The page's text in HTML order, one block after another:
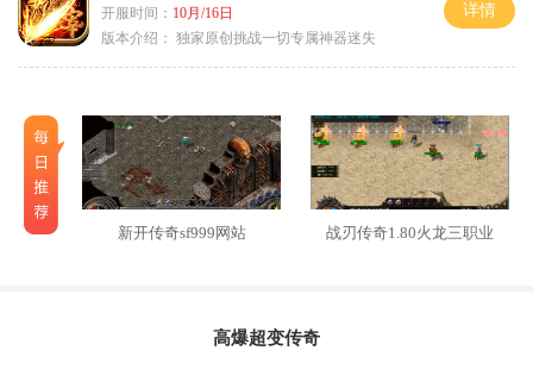
开服时间： 10月/16日
版本介绍： 独家原创挑战一切专属神器迷失
详情
新开传奇sf999网站 战刃传奇1.80火龙三职业
高爆超变传奇